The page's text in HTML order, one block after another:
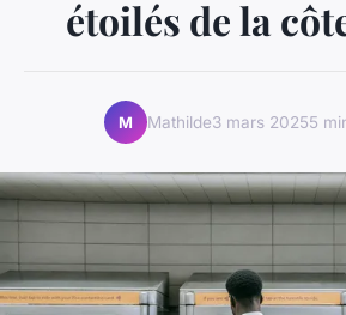
étoilés de la
M Mathilde3 mars 20255